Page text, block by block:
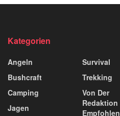
Kategorien
Angeln
Bushcraft
Camping
Jagen
Survival
Trekking
Von Der
Redaktion
Empfohlen